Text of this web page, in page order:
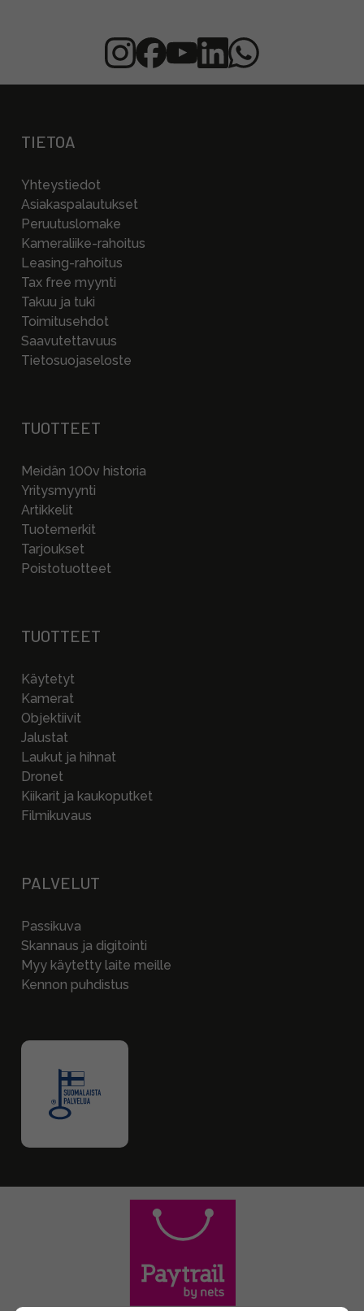
TIETOA
Yhteystiedot
Asiakaspalautukset
Peruutuslomake
Kameraliike-rahoitus
Leasing-rahoitus
Tax free myynti
Takuu ja tuki
Toimitusehdot
Saavutettavuus
Tietosuojaseloste
TUOTTEET
Meidän 100v historia
Yritysmyynti
Artikkelit
Tuotemerkit
Tarjoukset
Poistotuotteet
TUOTTEET
Käytetyt
Kamerat
Objektiivit
Jalustat
Laukut ja hihnat
Dronet
Kiikarit ja kaukoputket
Filmikuvaus
PALVELUT
Passikuva
Skannaus ja digitointi
Myy käytetty laite meille
Kennon puhdistus